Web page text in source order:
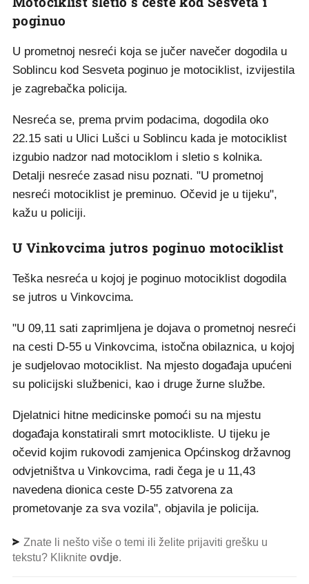
poginuo
U prometnoj nesreći koja se jučer navečer dogodila u
Soblincu kod Sesveta poginuo je motociklist, izvijestila
je zagrebačka policija.
Nesreća se, prema prvim podacima, dogodila oko
22.15 sati u Ulici Lušci u Soblincu kada je motociklist
izgubio nadzor nad motociklom i sletio s kolnika.
Detalji nesreće zasad nisu poznati. "U prometnoj
nesreći motociklist je preminuo. Očevid je u tijeku",
kažu u policiji.
U Vinkovcima jutros poginuo motociklist
Teška nesreća u kojoj je poginuo motociklist dogodila
se jutros u Vinkovcima.
"U 09,11 sati zaprimljena je dojava o prometnoj nesreći
na cesti D-55 u Vinkovcima, istočna obilaznica, u kojoj
je sudjelovao motociklist. Na mjesto događaja upućeni
su policijski službenici, kao i druge žurne službe.
Djelatnici hitne medicinske pomoći su na mjestu
događaja konstatirali smrt motocikliste. U tijeku je
očevid kojim rukovodi zamjenica Općinskog državnog
odvjetništva u Vinkovcima, radi čega je u 11,43
navedena dionica ceste D-55 zatvorena za
prometovanje za sva vozila", objavila je policija.
Znate li nešto više o temi ili želite prijaviti grešku u
tekstu? Kliknite ovdje.